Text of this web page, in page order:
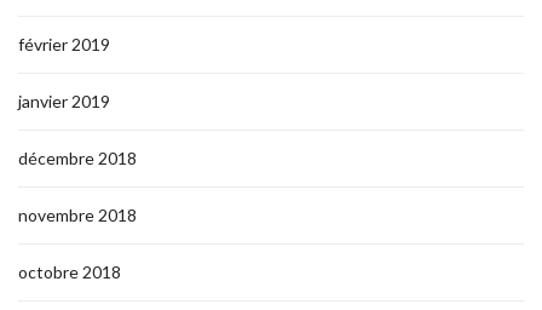
février 2019
janvier 2019
décembre 2018
novembre 2018
octobre 2018